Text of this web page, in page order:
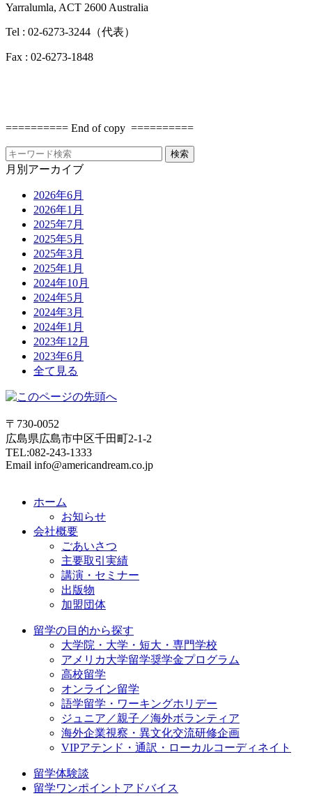
Yarralumla, ACT 2600 Australia
Tel : 02-6273-3244（代表）
Fax : 02-6273-1848
========== End of copy ==========
月別アーカイブ
2026年6月
2026年1月
2025年7月
2025年5月
2025年3月
2025年1月
2024年10月
2024年5月
2024年3月
2024年1月
2023年12月
2023年6月
全て見る
〒730-0052
広島県広島市中区千田町2-1-2
TEL:082-243-1333
Email info@americandream.co.jp
ホーム
お知らせ
会社概要
ごあいさつ
主要取引実績
講演・セミナー
出版物
加盟団体
留学の目的から探す
大学院・大学・短大・専門学校
アメリカ大学留学奨学金プログラム
高校留学
オンライン留学
語学留学・ワーキングホリデー
ジュニア／親子／海外ボランティア
海外企業視察・異文化交流研修企画
VIPアテンド・通訳・ローカルコーディネイト
留学体験談
留学ワンポイントアドバイス